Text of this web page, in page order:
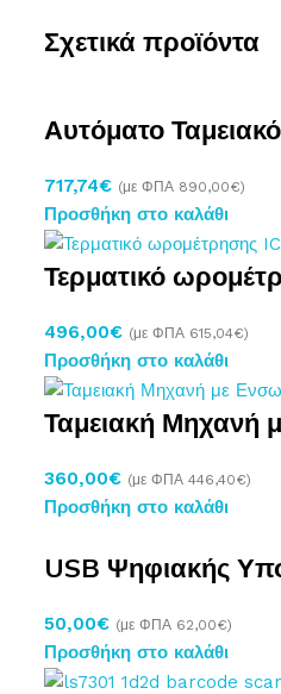
Σχετικά προϊόντα
Αυτόματο
717,74€ (με ΦΠΑ 890,00€)
Προσθήκη στο καλάθι
Τερματικό
496,00€ (με ΦΠΑ 615,04€)
Προσθήκη στο καλάθι
Ταμειακή Μηχανή
360,00€ (με ΦΠΑ 446,40€)
Προσθήκη στο καλάθι
USB Ψηφιακής
50,00€ (με ΦΠΑ 62,00€)
Προσθήκη στο καλάθι